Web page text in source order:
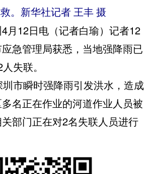
。新华社记者 王丰 摄
12日电（记者白瑜）记者12
急管理局获悉，当地强降雨已
失联。
市瞬时强降雨引发洪水，造成
名正在作业的河道作业人员被
部门正在对2名失联人员进行